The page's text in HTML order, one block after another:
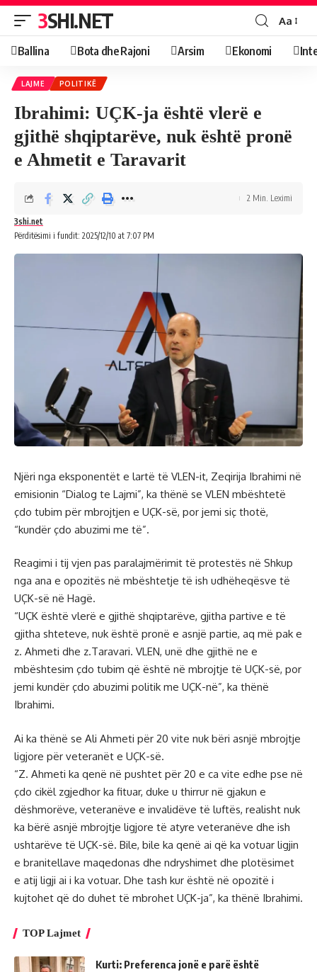
3SHI.NET Aa
Ballina Bota dhe Rajoni Arsim Ekonomi
LAJME POLITIKË
Ibrahimi: UÇK-ja është vlerë e
gjithë shqiptarëve, nuk është pronë
e Ahmetit e Taravarit
Përditësimi i fundit: 2025/12/10 at 7:07 PM
3shi.net
2 Min. Leximi
Njëri nga eksponentët e lartë të VLEN-it, Zeqirija Ibrahimi në
emisionin “Dialog te Lajmi”, ka thënë se VLEN mbështetë
çdo tubim për mbrojtjen e UÇK-së, por jemi siç thotë,
“kundër çdo abuzimi me të”.
Reagimi i tij vjen pas paralajmërimit të protestës në Shkup
nga ana e opozitës në mbështetje të ish udhëheqësve të
UÇK-së në Hagë.
“UÇK është vlerë e gjithë shqiptarëve, gjitha partive e të
gjitha shteteve, nuk është pronë e asnjë partie, aq më pak e
z. Ahmeti dhe z.Taravari. VLEN, unë dhe gjithë ne e
mbështesim çdo tubim që është në mbrojtje të UÇK-së, por
jemi kundër çdo abuzimi politik me UÇK-në”, ka thënë
Ibrahimi.
Ai ka thënë se Ali Ahmeti për 20 vite nuk bëri asnjë mbrojtje
ligjore për veteranët e UÇK-së.
“Z. Ahmeti ka qenë në pushtet për 20 e ca vite edhe pse në
çdo cikël zgjedhor ka fituar, duke u thirrur në gjakun e
dëshmorëve, veteranëve e invalidëve të luftës, realisht nuk
ka bërë asnjë mbrojtje ligjore të atyre veteranëve dhe ish
ushtarëve të UÇK-së. Bile, bile ka qenë ai që ka votuar ligjin
e branitellave maqedonas dhe ndryshimet dhe plotësimet
e atij ligji ai i ka votuar. Dhe tash kur është në opozitë i
kujtohet që do duhet të mbrohet UÇK-ja”, ka thënë Ibrahimi.
TOP Lajmet
Kurti: Preferenca jonë e parë është